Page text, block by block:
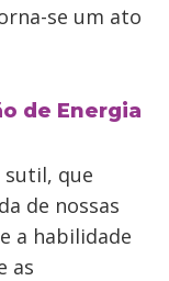
se um ato
de Energia
sutil, que
de nossas
a habilidade
as